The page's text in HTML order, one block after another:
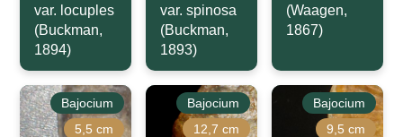
var. locuples
(Buckman,
1894)
var. spinosa
(Buckman,
1893)
(Waagen,
1867)
Bajocium
5,5 cm
Bajocium
12,7 cm
Bajocium
9,5 cm